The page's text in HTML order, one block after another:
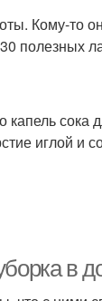
Кому-то
полезных
иглой и
в